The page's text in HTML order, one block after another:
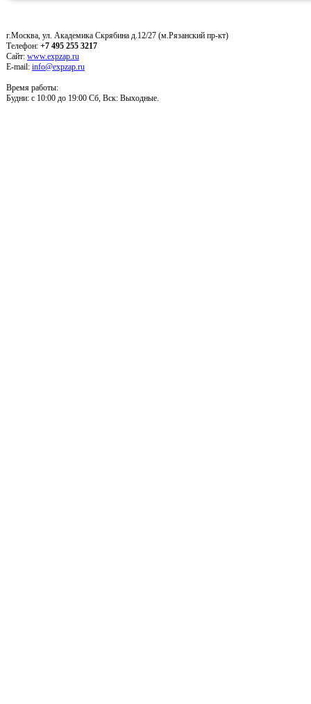
г.Москва, ул. Академика Скрябина д.12/27 (м.Рязанский пр-кт)
Телефон: +7 495 255 3217
Сайт: www.expzap.ru
E-mail: info@expzap.ru
Время работы:
Будни: c 10:00 до 19:00 Сб, Вск: Выходные.